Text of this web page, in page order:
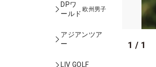
DPワ
ールド
欧州男子
アジアンツア
ー
LIV GOLF
1 / 1